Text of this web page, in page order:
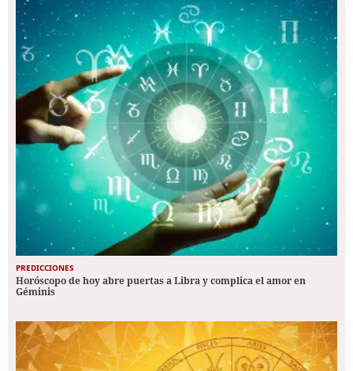
PREDICCIONES
Horóscopo de hoy abre puertas a Libra y complica el amor en
Géminis